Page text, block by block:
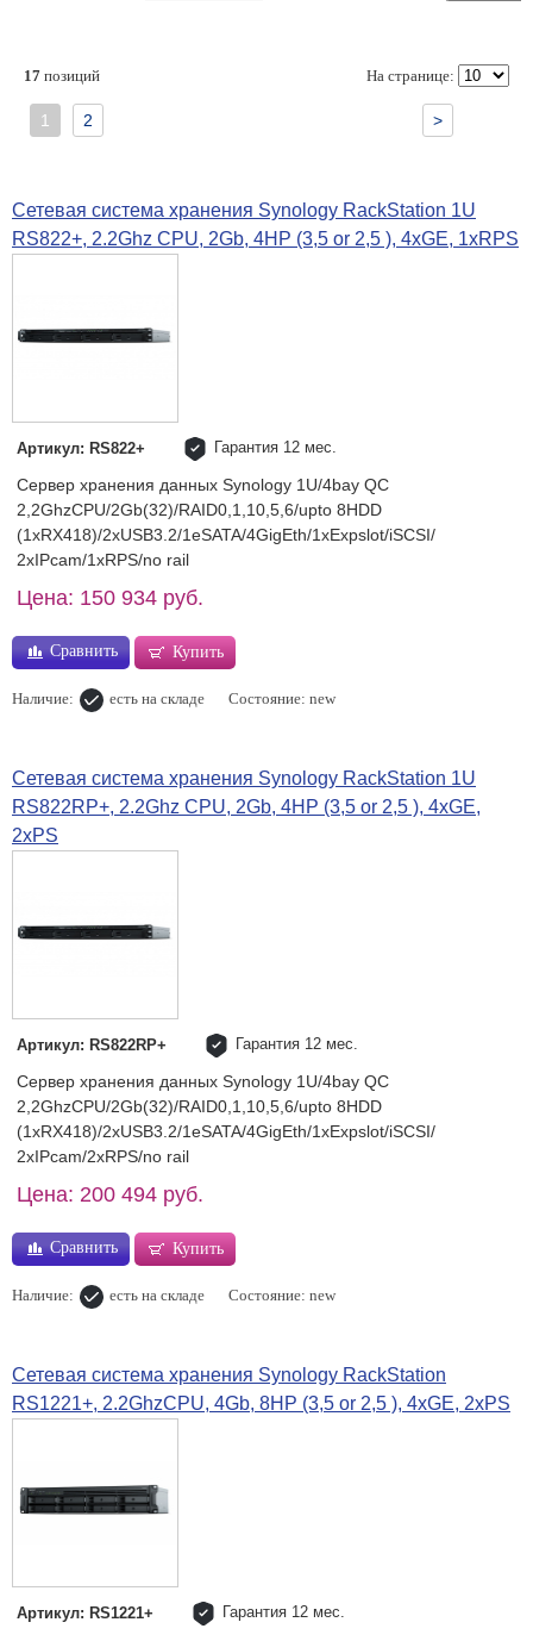
17 позиций
1 2 >
На странице:
Сетевая система хранения Synology RackStation 1U
RS822+, 2.2Ghz CPU, 2Gb, 4HP (3,5 or 2,5 ), 4xGE, 1xRPS
Артикул: RS822+ Гарантия 12 мес.
Сервер хранения данных Synology 1U/4bay QC
2,2GhzCPU/2Gb(32)/RAID0,1,10,5,6/upto 8HDD
(1xRX418)/2xUSB3.2/1eSATA/4GigEth/1xExpslot/iSCSI/
2xIPcam/1xRPS/no rail
Цена: 150 934 руб.
Сравнить Купить
Наличие: есть на складе Состояние: new
Сетевая система хранения Synology RackStation 1U
RS822RP+, 2.2Ghz CPU, 2Gb, 4HP (3,5 or 2,5 ), 4xGE,
2xPS
Артикул: RS822RP+ Гарантия 12 мес.
Сервер хранения данных Synology 1U/4bay QC
2,2GhzCPU/2Gb(32)/RAID0,1,10,5,6/upto 8HDD
(1xRX418)/2xUSB3.2/1eSATA/4GigEth/1xExpslot/iSCSI/
2xIPcam/2xRPS/no rail
Цена: 200 494 руб.
Сравнить Купить
Наличие: есть на складе Состояние: new
Сетевая система хранения Synology RackStation
RS1221+, 2.2GhzCPU, 4Gb, 8HP (3,5 or 2,5 ), 4xGE, 2xPS
Артикул: RS1221+ Гарантия 12 мес.